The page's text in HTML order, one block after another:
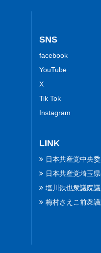
SNS
facebook
YouTube
X
Tik Tok
Instagram
LINK
日本共産党中央
日本共産党埼玉
塩川鉄也衆議院
梅村さえこ前衆